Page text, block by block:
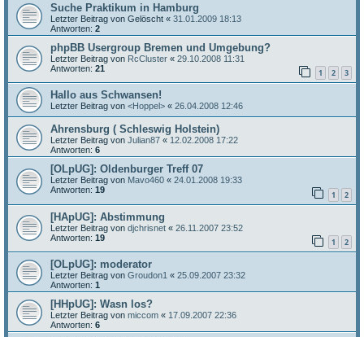
Suche Praktikum in Hamburg
Letzter Beitrag von Gelöscht « 31.01.2009 18:13
Antworten: 2
phpBB Usergroup Bremen und Umgebung?
Letzter Beitrag von RcCluster « 29.10.2008 11:31
Antworten: 21 1 2 3
Hallo aus Schwansen!
Letzter Beitrag von <Hoppel> « 26.04.2008 12:46
Ahrensburg ( Schleswig Holstein)
Letzter Beitrag von Julian87 « 12.02.2008 17:22
Antworten: 6
[OLpUG]: Oldenburger Treff 07
Letzter Beitrag von Mavo460 « 24.01.2008 19:33
Antworten: 19 1 2
[HApUG]: Abstimmung
Letzter Beitrag von djchrisnet « 26.11.2007 23:52
Antworten: 19 1 2
[OLpUG]: moderator
Letzter Beitrag von Groudon1 « 25.09.2007 23:32
Antworten: 1
[HHpUG]: Wasn los?
Letzter Beitrag von miccom « 17.09.2007 22:36
Antworten: 6